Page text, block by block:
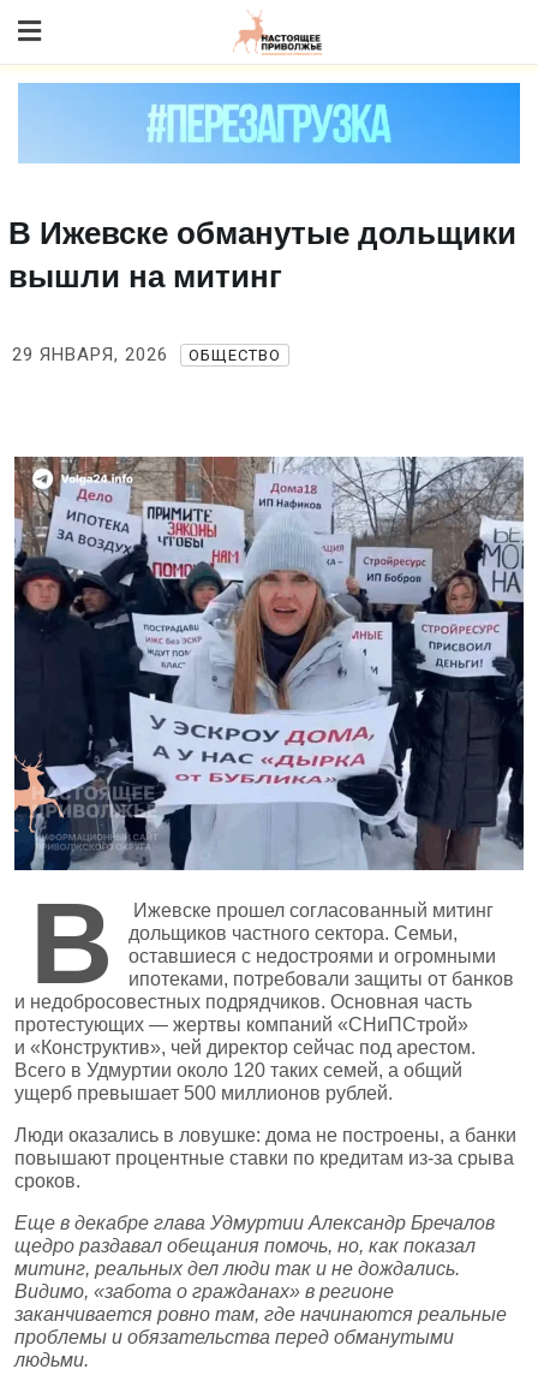
to content
В Ижевске обманутые дольщики
вышли на митинг
29 ЯНВАРЯ, 2026 ОБЩЕСТВО
В
Ижевске прошел согласованный митинг
дольщиков частного сектора. Семьи,
оставшиеся с недостроями и огромными
ипотеками, потребовали защиты от банков
и недобросовестных подрядчиков. Основная часть
протестующих — жертвы компаний «СНиПСтрой»
и «Конструктив», чей директор сейчас под арестом.
Всего в Удмуртии около 120 таких семей, а общий
ущерб превышает 500 миллионов рублей.
Люди оказались в ловушке: дома не построены, а банки
повышают процентные ставки по кредитам из‑за срыва
сроков.
Еще в декабре глава Удмуртии Александр Бречалов
щедро раздавал обещания помочь, но, как показал
митинг, реальных дел люди так и не дождались.
Видимо, «забота о гражданах» в регионе
заканчивается ровно там, где начинаются реальные
проблемы и обязательства перед обманутыми
людьми.